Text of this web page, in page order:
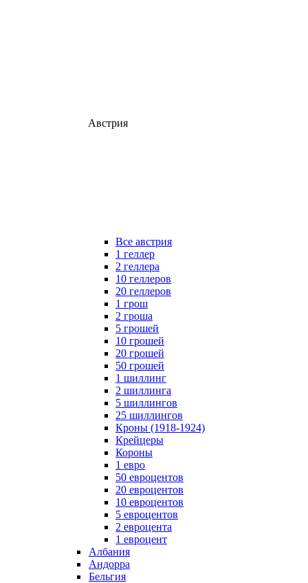
Австрия
Все австрия
1 геллер
2 геллера
10 геллеров
20 геллеров
1 грош
2 гроша
5 грошей
10 грошей
20 грошей
50 грошей
1 шиллинг
2 шиллинга
5 шиллингов
25 шиллингов
Кроны (1918-1924)
Крейцеры
Короны
1 евро
50 евроцентов
20 евроцентов
10 евроцентов
5 евроцентов
2 евроцента
1 евроцент
Албания
Андорра
Бельгия